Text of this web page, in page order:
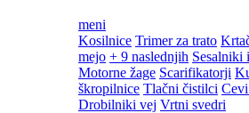
meni
Kosilnice Trimer za trato
mejo + 9 naslednjih Sesalniki
Motorne žage Scarifikatorji
škropilnice Tlačni čistilci
Drobilniki vej Vrtni svedri